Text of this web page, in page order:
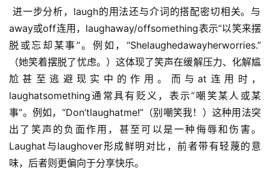
away或off连用，laughaway/offsomething表示“以笑来摆
脱或忘却某事”。例如，“Shelaughedawayherworries.”
（她笑着摆脱了忧虑。）这体现了笑声在缓解压力、化解尴
尬甚至逃避现实中的作用。而与at连用时，
laughatsomething通常具有贬义，表示“嘲笑某人或某
事”。例如，“Don’tlaughatme!”（别嘲笑我！）这种用法突
出了笑声的负面作用，甚至可以是一种侮辱和伤害。
Laughat与laughover形成鲜明对比，前者带有轻蔑的意
味，后者则更偏向于分享快乐。